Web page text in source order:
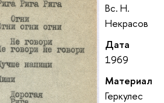
Вс. Н.
Некрасов
Дата
1969
Материал
Геркулес